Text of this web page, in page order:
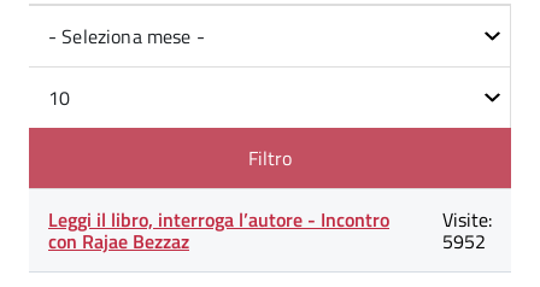
Filtri
Filtro
degli
articoli
nella
Titolo Visite
Leggi il libro, interroga l’autore - Incontro
con Rajae Bezzaz
Visite:
5952